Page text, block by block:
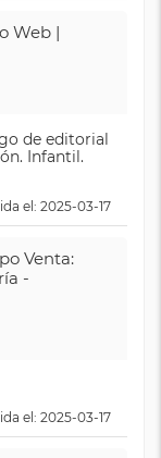
Web |
de editorial
Infantil.
el: 2025-03-17
Venta:
-
el: 2025-03-17